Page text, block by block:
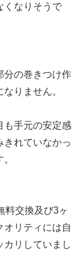
くなりそうで
分の巻きつけ作
りません。
も手元の安定感
きれていなかっ
料交換及び3ヶ
オリティには自
カリしていまし